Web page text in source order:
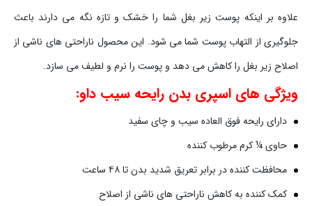
علاوه بر اینکه پوست زیر بغل شما را خشک و تازه نگه‏ می‏ دارند باعث
جلوگیری از التهاب پوست شما می شود. این محصول ناراحتی‏ های ناشی از
اصلاح زیر بغل را کاهش می‏ دهد و پوست را نرم و لطیف می ‏سازد.
ویژگی های اسپری بدن رایحه سیب داو:
دارای رایحه فوق العاده سیب و چای سفید
حاوی ¼ کرم مرطوب کننده
محافظت کننده در برابر تعریق شدید بدن تا ۴۸ ساعت
کمک کننده به کاهش ناراحتی‏ های ناشی از اصلاح